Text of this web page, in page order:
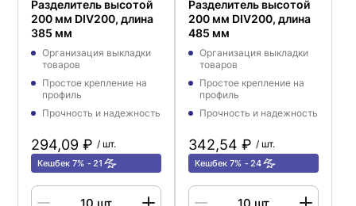
Разделитель высотой
200 мм DIV200, длина
385 мм
Организация выкладки
товаров
Простое крепление на
профиль
Прочность и надежность
294,09 ₽ / шт.
Кешбек 7% 21
Разделитель высотой
200 мм DIV200, длина
485 мм
Организация выкладки
товаров
Простое крепление на
профиль
Прочность и надежность
342,54 ₽ / шт.
Кешбек 7% 24